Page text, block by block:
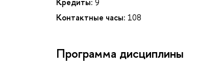
Контактные часы: 108
Программа дисциплины